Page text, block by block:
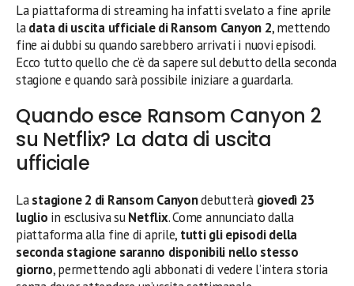
La piattaforma di streaming ha infatti svelato a fine aprile
ladata di uscita ufficiale di Ransom Canyon 2, mettendo
fine ai dubbi su quando sarebbero arrivati i nuovi episodi.
Ecco tutto quello che c’è da sapere sul debutto della seconda
stagione e quando sarà possibile iniziare a guardarla.
Quando esce Ransom Canyon 2
su Netflix? La data di uscita
ufficiale
Lastagione 2 di Ransom Canyondebutterà giovedì 23
luglio in esclusiva suNetflix. Come annunciato dalla
piattaforma alla fine di aprile, tutti gli episodi della
seconda stagione saranno disponibili nello stesso
giorno, permettendo agli abbonati di vedere l’intera storia